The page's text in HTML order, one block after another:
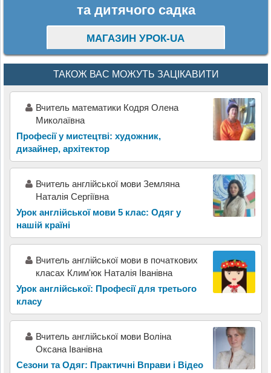
та дитячого садка
МАГАЗИН УРОК-UA
ТАКОЖ ВАС МОЖУТЬ ЗАЦІКАВИТИ
Вчитель математики Кодря Олена
Миколаївна
Професії у мистецтві: художник,
дизайнер, архітектор
Вчитель англійської мови Земляна
Наталія Сергіївна
Урок англійської мови 5 клас: Одяг у
нашій країні
Вчитель англійської мови в початкових
класах Клим'юк Наталія Іванівна
Урок англійської: Професії для третього
класу
Вчитель англійської мови Воліна
Оксана Іванівна
Сезони та Одяг: Практичні Вправи і Відео